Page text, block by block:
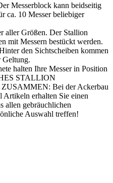
Messerblock kann beidseitig
ca. 10 Messer beliebiger
aller Größen. Der Stallion
mit Messern bestückt werden.
den Sichtscheiben kommen
Geltung.
halten Ihre Messer in Position
STALLION
Bei der Ackerbau
Artikeln erhalten Sie einen
allen gebräuchlichen
Auswahl treffen!